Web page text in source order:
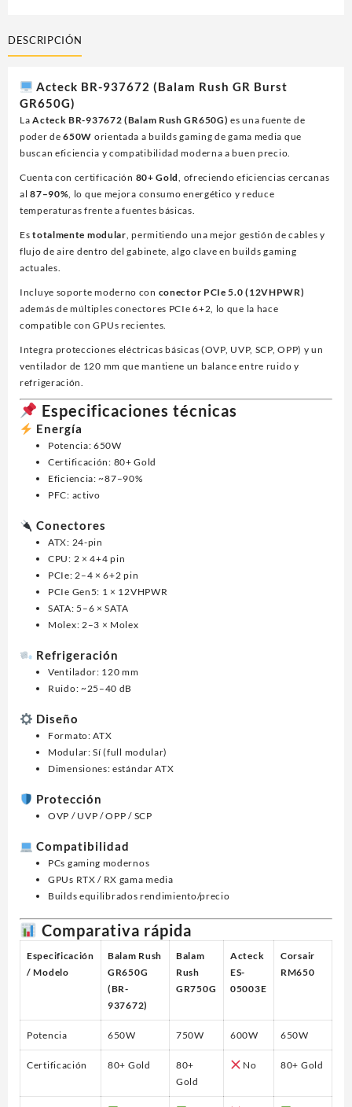
RUSH
(BR-
GR
BURST
GR
BURST
GR750B,750W,80
PLUS
BRONZE,VENT
120MM,NEGRO
DESCRIPCIÓN
Acteck BR-937672 (Balam Rush GR Burst
GR650G)
LaActeck BR-937672 (Balam Rush GR650G) es una fuente de
poder de650W orientada a builds gaming de gama media que
buscan eficiencia y compatibilidad moderna a buen precio.
Cuenta con certificación 80+ Gold, ofreciendo eficiencias cercanas
al87–90%, lo que mejora consumo energético y reduce
temperaturas frente a fuentes básicas.
Estotalmente modular, permitiendo una mejor gestión de cables y
flujo de aire dentro del gabinete, algo clave en builds gaming
actuales.
Incluye soporte moderno con conector PCIe 5.0 (12VHPWR)
además de múltiples conectores PCIe 6+2, lo que la hace
compatible con GPUs recientes.
Integra protecciones eléctricas básicas (OVP, UVP, SCP, OPP) y un
ventilador de 120 mm que mantiene un balance entre ruido y
refrigeración.
Especificaciones técnicas
Energía
Potencia: 650W
Certificación: 80+ Gold
Eficiencia: ~87–90%
PFC: activo
Conectores
ATX: 24-pin
CPU: 2 × 4+4 pin
PCIe: 2–4 × 6+2 pin
PCIe Gen5: 1 × 12VHPWR
SATA: 5–6 × SATA
Molex: 2–3 × Molex
Refrigeración
Ventilador: 120 mm
Ruido: ~25–40 dB
Diseño
Formato: ATX
Modular: Sí (full modular)
Dimensiones: estándar ATX
Protección
OVP / UVP / OPP / SCP
Compatibilidad
PCs gaming modernos
GPUs RTX / RX gama media
Builds equilibrados rendimiento/precio
Comparativa rápida
Especificación
/ Modelo
Balam Rush
GR650G
(BR-
937672)
Balam
Rush
GR750G
Acteck
ES-
05003E
Corsair
RM650
Potencia 650W 750W 600W 650W
Certificación 80+ Gold
80+
Gold
No 80+ Gold